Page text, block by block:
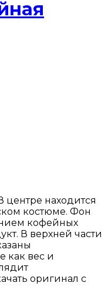
центре находится
костюме. Фон
кофейных
В верхней части
как вес и
оригинал с